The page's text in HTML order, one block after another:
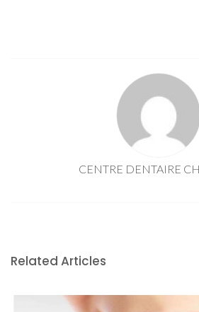
CENTRE DENTAIRE
Related Articles